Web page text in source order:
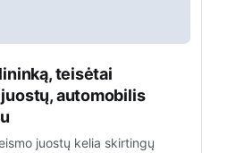
teisėtai
automobilis
juostų kelia skirtingų